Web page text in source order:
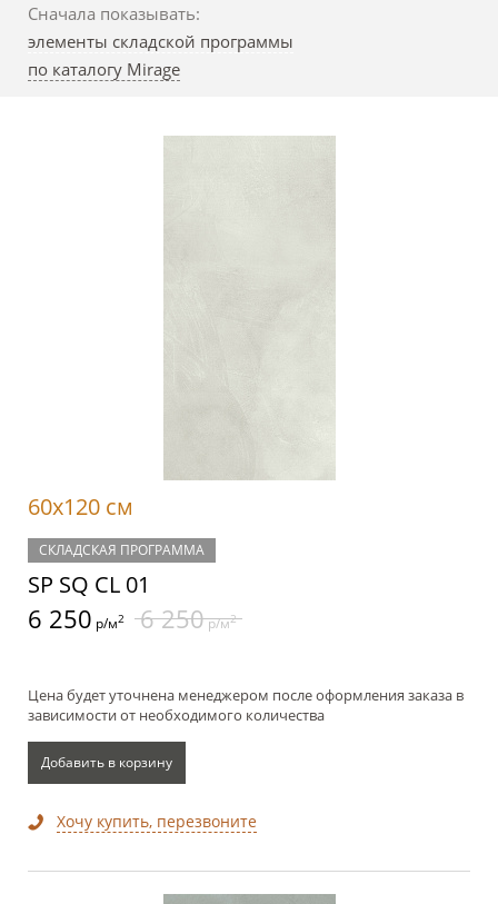
Сначала показывать:
элементы складской программы
по каталогу Mirage
60x120 см
СКЛАДСКАЯ ПРОГРАММА
SP SQ CL 01
6 250 р/м2 6 250р/м2
Цена будет уточнена менеджером после оформления заказа в
зависимости от необходимого количества
Добавить в корзину
Хочу купить, перезвоните